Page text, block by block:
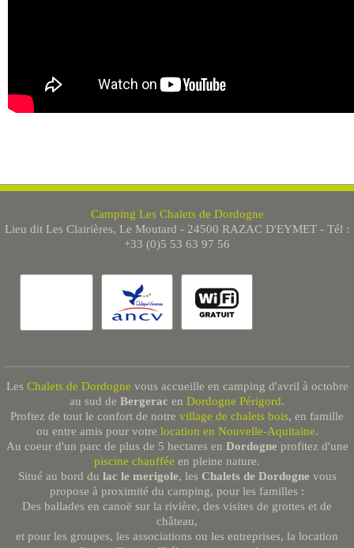
Camping Les Chalets de Dordogne
Lieu dit Les Clairières, Le Moutard - 24500 RAZAC D'EYMET - Tél :
+33 (0)5 53 63 97 56
Les Chalets de Dordogne vous accueille en camping d'avril à octobre
au sud de Bergerac en Dordogne Périgord.
Proftez de tout le confort de notre village de chalets bois, en famille
ou entre amis pour votre location en Nouvelle-Aquitaine.
Au coeur d'un parc de plus de 5 hectares en Dordogne profitez d'une
piscine chauffée en pleine nature.
Situé au bord du lac le merigole, les Chalets de Dordogne vous
propose à proximité du camping, pour les familles :
Des ballades en canoë sur la rivière, des visites de grottes et de
château,
et pour les groupes, les associations ou les entreprises, la location